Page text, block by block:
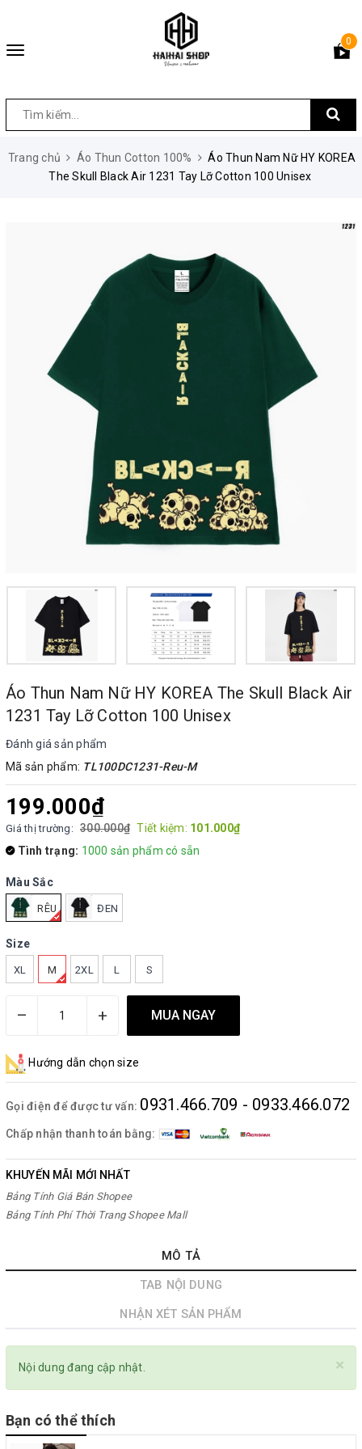
Toggle
0
Trang chủ Áo Thun Cotton 100%
Áo Thun Nam Nữ HY KOREA
The Skull Black Air 1231 Tay Lỡ Cotton 100 Unisex
Áo Thun Nam Nữ HY KOREA The Skull Black Air
1231 Tay Lỡ Cotton 100 Unisex
Đánh giá sản phẩm
Mã sản phẩm: TL100DC1231-Reu-M
199.000₫
Giá thị trường: 300.000₫ Tiết kiệm: 101.000₫
Tình trạng: 1000 sản phẩm có sẵn
Màu Sắc
RÊU ĐEN
Size
XL M 2XL L S
– + MUA NGAY
Hướng dẫn chọn size
Gọi điện để được tư vấn: 0931.466.709 - 0933.466.072
Chấp nhận thanh toán bằng:
KHUYẾN MÃI MỚI NHẤT
Bảng Tính Giá Bán Shopee
Bảng Tính Phí Thời Trang Shopee Mall
MÔ TẢ
TAB NỘI DUNG
NHẬN XÉT SẢN PHẨM
×
Nội dung đang cập nhật.
Bạn có thể thích